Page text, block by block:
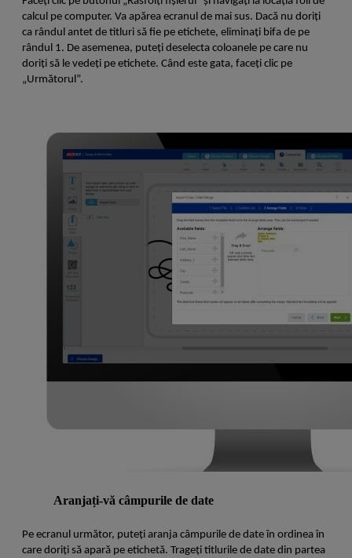
calcul pe computer. Va apărea ecranul de mai sus. Dacă nu doriți
ca rândul antet de titluri să fie pe etichete, eliminați bifa de pe
rândul 1. De asemenea, puteți deselecta coloanele pe care nu
doriți să le vedeți pe etichete. Când este gata, faceți clic pe
„Următorul”.
Aranjați-vă câmpurile de date
Pe ecranul următor, puteți aranja câmpurile de date în ordinea în
care doriți să apară pe etichetă. Trageți titlurile de date din partea